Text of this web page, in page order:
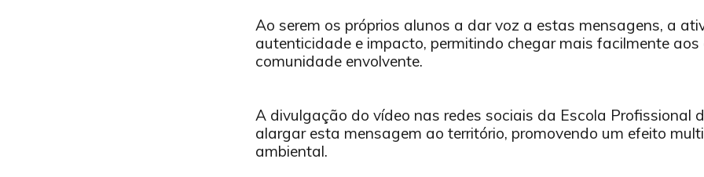
Ao serem os próprios alunos a dar voz a estas mensagens, a
autenticidade e impacto, permitindo chegar mais facilmente
comunidade envolvente.
A divulgação do vídeo nas redes sociais da Escola Profissional
alargar esta mensagem ao território, promovendo um efeito
ambiental.